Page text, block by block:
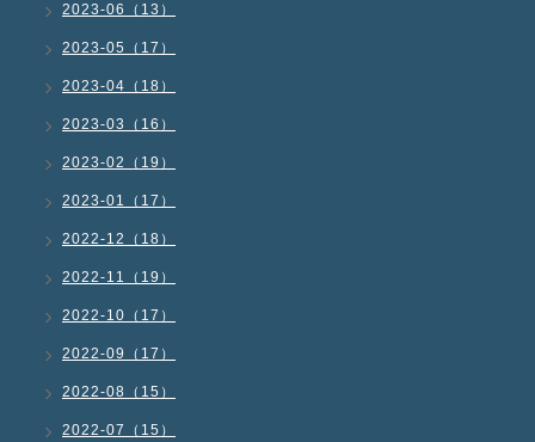
2023-06（13）
2023-05（17）
2023-04（18）
2023-03（16）
2023-02（19）
2023-01（17）
2022-12（18）
2022-11（19）
2022-10（17）
2022-09（17）
2022-08（15）
2022-07（15）